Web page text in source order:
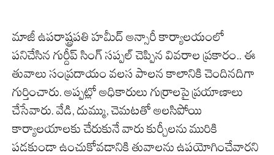
మాజీ ఉపరాష్ట్రపతి హమీద్ అన్సారీ కార్యాలయంలో
పనిచేసిన గుర్దీప్ సింగ్ సప్పల్ చెప్పిన వివరాల ప్రకారం.. ఈ
తువాలు సంప్రదాయం వలస పాలన కాలానికి చెందినదిగా
గుర్తించారు. అప్పట్లో అధికారులు గుర్రాలపై ప్రయాణాలు
చేసేవారు. వేడి, దుమ్ము, చెమటతో అలసిపోయి
కార్యాలయాలకు చేరుకునే వారు కుర్చీలను మురికి
పడకుండా ఉంచుకోవడానికి తువాలను ఉపయోగించేవారని